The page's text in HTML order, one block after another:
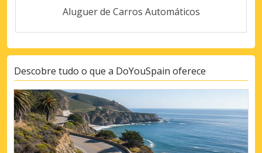
Aluguer de Carros Automáticos
Descobre tudo o que a DoYouSpain oferece